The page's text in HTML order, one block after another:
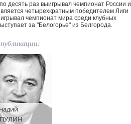
десять раз выигрывал чемпионат России и
четырехкратным победителем Лиги
чемпионат мира среди клубных
за "Белогорье" из Белгорода.